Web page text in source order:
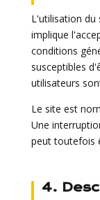
L'utilisation du
implique
conditions
susceptibles
utilisateurs
Le site est
Une
peut toutefois
4.